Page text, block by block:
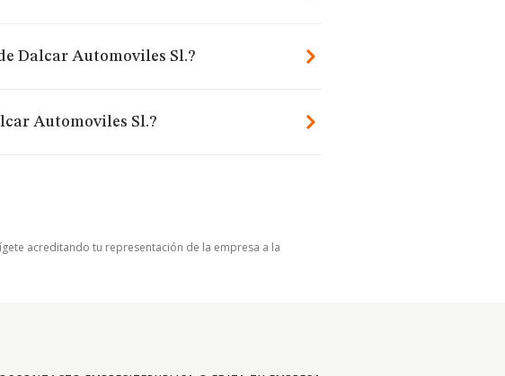
Dalcar Automoviles Sl.?
Automoviles Sl.?
acreditando tu representación de la empresa a la